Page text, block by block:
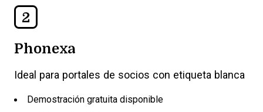
2
Phonexa
Ideal para portales de socios con etiqueta blanca
Demostración gratuita disponible